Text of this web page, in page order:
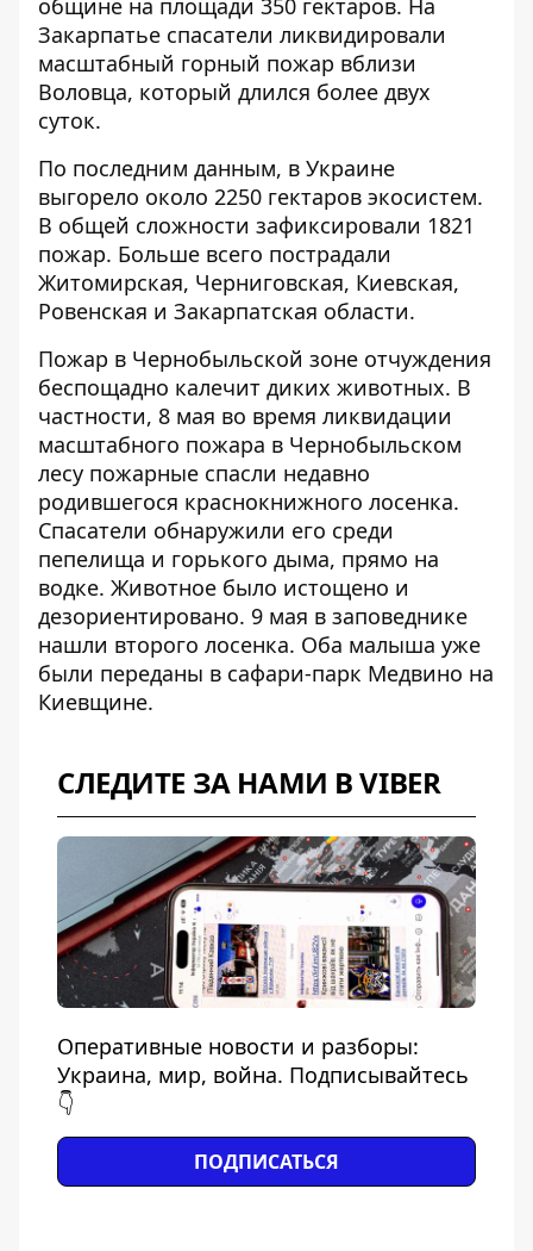
общине на площади 350 гектаров. На
Закарпатье спасатели ликвидировали
масштабный горный пожар вблизи
Воловца, который длился более двух
суток.
По последним данным, в Украине
выгорело около 2250 гектаров экосистем.
В общей сложности зафиксировали 1821
пожар. Больше всего пострадали
Житомирская, Черниговская, Киевская,
Ровенская и Закарпатская области.
Пожар в Чернобыльской зоне отчуждения
беспощадно калечит диких животных. В
частности, 8 мая во время ликвидации
масштабного пожара в Чернобыльском
лесу пожарные спасли недавно
родившегося краснокнижного лосенка.
Спасатели обнаружили его среди
пепелища и горького дыма, прямо на
водке. Животное было истощено и
дезориентировано. 9 мая в заповеднике
нашли второго лосенка. Оба малыша уже
были переданы в сафари-парк Медвино на
Киевщине.
СЛЕДИТЕ ЗА НАМИ В VIBER
Оперативные новости и разборы:
Украина, мир, война. Подписывайтесь
👇
ПОДПИСАТЬСЯ